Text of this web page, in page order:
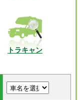
トラキャン